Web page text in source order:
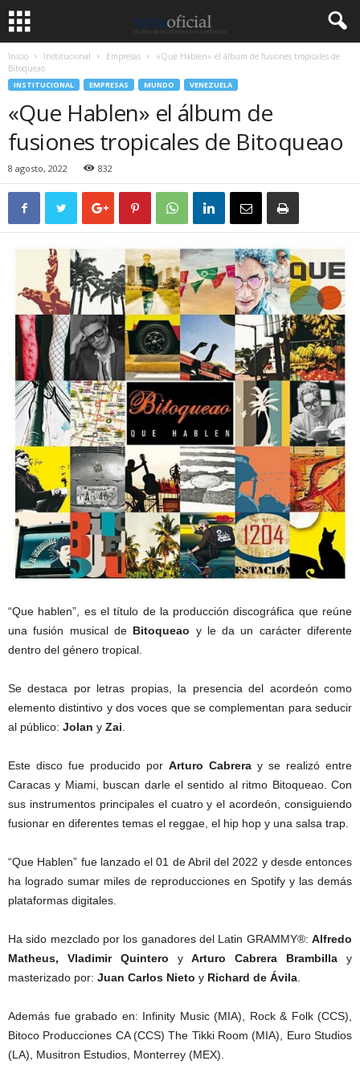
Inicio Institucional Empresas
«Que Hablen» el álbum de fusiones tropicales de
Bitoqueao
INSTITUCIONAL EMPRESAS MUNDO VENEZUELA
«Que Hablen» el álbum de
fusiones tropicales de Bitoqueao
8 agosto, 2022 832
“Que hablen”, es el título de la producción discográfica que reúne
una fusión musical de Bitoqueao y le da un carácter diferente
dentro del género tropical.
Se destaca por letras propias, la presencia del acordeón como
elemento distintivo y dos voces que se complementan para seducir
al público: Jolan y Zai
Este disco fue producido por Arturo Cabrera y se realizó entre
Caracas y Miami, buscan darle el sentido al ritmo Bitoqueao. Con
sus instrumentos principales el cuatro y el acordeón, consiguiendo
fusionar en diferentes temas el reggae, el hip hop y una salsa trap.
“Que Hablen” fue lanzado el 01 de Abril del 2022 y desde entonces
ha logrado sumar miles de reproducciones en Spotify y las demás
plataformas digitales.
Ha sido mezclado por los ganadores del Latin GRAMMY®: Alfredo
Matheus, Vladimir Quintero yArturo Cabrera Brambilla y
masterizado por: Juan Carlos Nieto y Richard de Ávila
Además fue grabado en: Infinity Music (MIA), Rock & Folk (CCS),
Bitoco Producciones CA (CCS) The Tikki Room (MIA), Euro Studios
(LA), Musitron Estudios, Monterrey (MEX).